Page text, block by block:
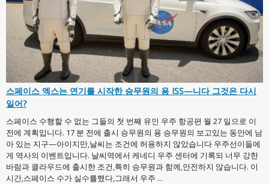
스페이스 엑스는 연기를 시작한 승무원의 용 ISS—니다 그것은 다시
일어?
스페이스 수행할 수 없는 그들의 첫 번째 유인 우주 항공편 월 27 일으로 이
전에 계획입니다. 17 분 전에 출시 승무원의 용 승무원의 보고있는 동안에 남
아 있는 지구—아이지만,날씨는 조건에 허용하지 않았습니다 우주선이들에
게 역사의 이벤트입니다. 날씨역에서 케네디 우주 센터에 기록되 너무 강한
바람과 클라우드에 출시한 조건,특히 승무원과 함께,안전하지 않습니다. 이
시간,스페이스 수가 실수를했다,그래서 우주 ...